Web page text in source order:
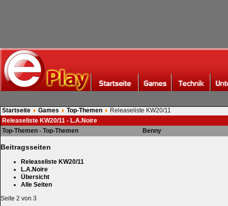
Startseite Games Top-Themen
Releaseliste KW20/11
Releaseliste KW20/11 - L.A.Noire
Top-Themen - Top-Themen
Benny
Beitragsseiten
Releaseliste KW20/11
L.A.Noire
Übersicht
Alle Seiten
Seite 2 von 3